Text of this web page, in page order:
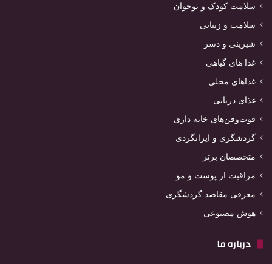
سلامت کودک و نوجوان
سلامت و زیبایی
شیرینی و دسر
غذا های گیاهی
غذاهای محلی
غذای دریایی
فوت‌وفن‌های خانه داری
گردشگری و ایرانگردی
متخصصان برتر
مراقبت از پوست و مو
معرفی مقاصد گردشگری
هوش مصنوعی
درباره ما